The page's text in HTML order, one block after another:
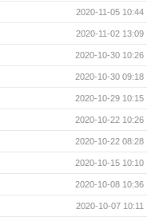
2020-11-05 10:44
2020-11-02 13:09
2020-10-30 10:26
2020-10-30 09:18
2020-10-29 10:15
2020-10-22 10:26
2020-10-22 08:28
2020-10-15 10:10
2020-10-08 10:36
2020-10-07 10:11